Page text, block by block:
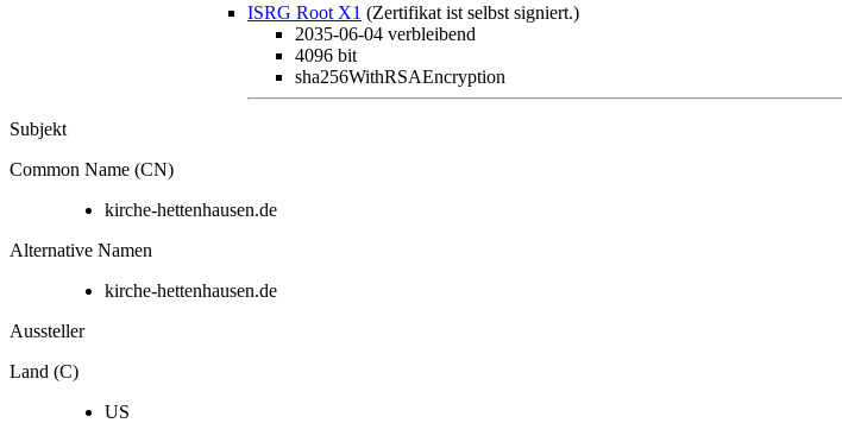
ISRG Root X1 (Zertifikat ist selbst signiert.)
2035-06-04 verbleibend
4096 bit
sha256WithRSAEncryption
Subjekt
Common Name (CN)
kirche-hettenhausen.de
Alternative Namen
kirche-hettenhausen.de
Aussteller
Land (C)
US